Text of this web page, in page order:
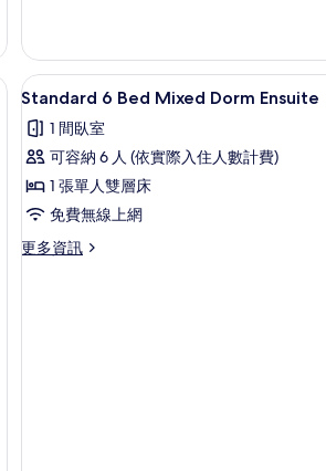
人
床
的
所
有
相
片
房,
張
人
床
詳
情
無線上網、床單
顯
示
Standard
6
Bed
Mixed
Dorm
客房內保險
2
Standard 6 Bed Mixed Dorm Ensuite
1 間臥室
可容納 6 人 (依實際入住人數計費)
1 張單人雙層床
免費無線上網
更多資訊
更